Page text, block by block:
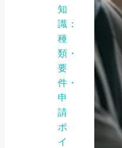
知
識：
種
類・
要
件・
申
請
ポ
イ